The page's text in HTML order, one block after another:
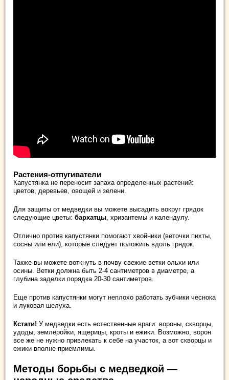
Растения-отпугиватели
Капустянка не переносит запаха определенных растений:
цветов, деревьев, овощей и зелени.
Для защиты от медведки вы можете высадить вокруг грядок
следующие цветы: бархатцы, хризантемы и календулу.
Отлично против капустянки помогают хвойники (веточки пихты,
сосны или ели), которые следует положить вдоль грядок.
Также вы можете воткнуть в почву свежие ветки ольхи или
осины. Ветки должна быть 2-4 сантиметров в диаметре, а
глубина заделки порядка 20-30 сантиметров.
Еще против капустянки могут неплохо работать зубчики чеснока
и луковая шелуха.
Кстати! У медведки есть естественные враги: вороны, скворцы,
удоды, землеройки, ящерицы, кроты и ежики. Возможно, ворон
все же не нужно привлекать к себе на участок, а вот скворцы и
ежики вполне приемлимы.
Методы борьбы с медведкой —